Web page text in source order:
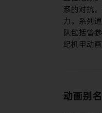
系的对抗
力。系列
队包括曾
纪机甲动
动画别名